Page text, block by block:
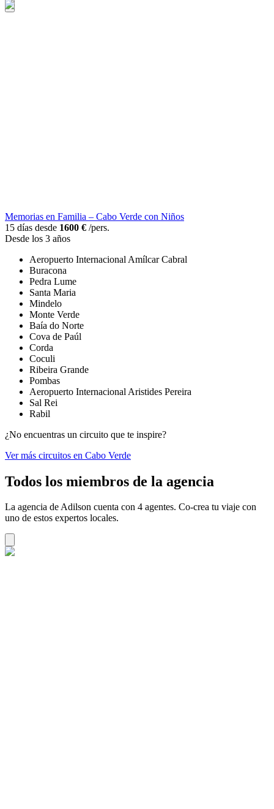
Memorias en Familia – Cabo Verde con Niños
15 días desde 1600 € /pers.
Desde los 3 años
Aeropuerto Internacional Amílcar Cabral
Buracona
Pedra Lume
Santa Maria
Mindelo
Monte Verde
Baía do Norte
Cova de Paúl
Corda
Coculi
Ribeira Grande
Pombas
Aeropuerto Internacional Aristides Pereira
Sal Rei
Rabil
¿No encuentras un circuito que te inspire?
Ver más circuitos en Cabo Verde
Todos los miembros de la agencia
La agencia de Adilson cuenta con 4 agentes. Co-crea tu viaje con
uno de estos expertos locales.